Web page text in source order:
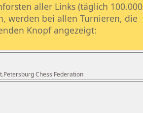
aller Links (täglich 100.000
werden bei allen Turnieren, die
Knopf angezeigt:
Chess Federation